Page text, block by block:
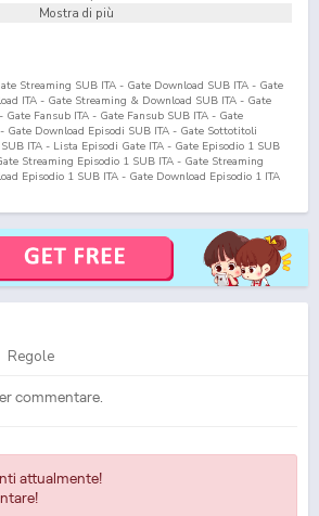
Mostra di più
Streaming SUB ITA - Gate Download SUB ITA - Gate
ITA - Gate Streaming & Download SUB ITA - Gate
Fansub ITA - Gate Fansub SUB ITA - Gate
Gate Download Episodi SUB ITA - Gate Sottotitoli
ITA - Lista Episodi Gate ITA - Gate Episodio 1 SUB
Streaming Episodio 1 SUB ITA - Gate Streaming
Episodio 1 SUB ITA - Gate Download Episodio 1 ITA
Jieitai Kanochi nite, Kaku Tatakaeri Download ITA -
Tatakaeri Streaming & Download SUB ITA - Gate:
Streaming & Download ITA - Gate: Jieitai Kanochi
- Gate: Jieitai Kanochi nite, Kaku Tatakaeri Fansub SUB
Download Episodi SUB ITA - Gate: Jieitai Kanochi
Italiani - Lista Episodi Gate: Jieitai Kanochi nite, Kaku
Episodio
- Gate: Jieitai Kanochi nite, Kaku Tatakaeri Streaming
Kanochi nite, Kaku Tatakaeri Streaming Episodio
Kaku Tatakaeri Download Episodio
Regole
commentare.
attualmente!